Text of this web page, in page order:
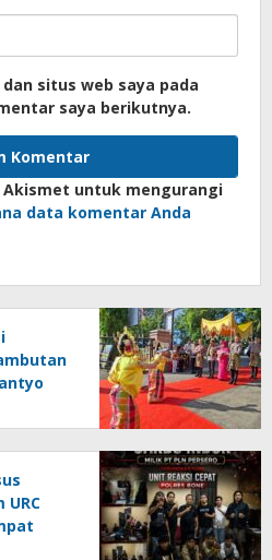
situs web saya pada
saya berikutnya.
untuk mengurangi
data komentar Anda
URC